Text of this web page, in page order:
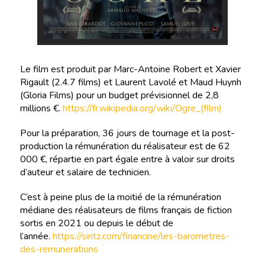
Le film est produit par Marc-Antoine Robert et Xavier
Rigault (2.4.7 films) et Laurent Lavolé et Maud Huynh
(Gloria Films) pour un budget prévisionnel de 2,8
millions €. https://fr.wikipedia.org/wiki/Ogre_(film)
Pour la préparation, 36 jours de tournage et la post-
production la rémunération du réalisateur est de 62
000 €, répartie en part égale entre à valoir sur droits
d’auteur et salaire de technicien.
C’est à peine plus de la moitié de la rémunération
médiane des réalisateurs de films français de fiction
sortis en 2021 ou depuis le début de
l’année. https://siritz.com/financine/les-barometres-
des-remunerations